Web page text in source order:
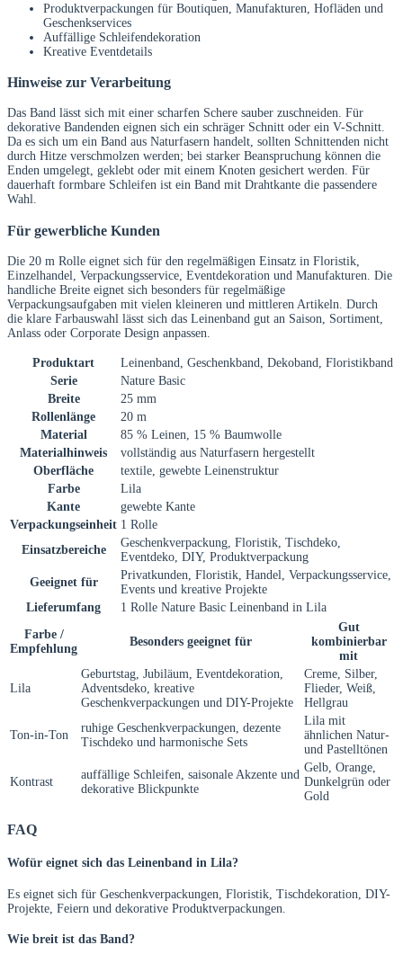
Produktverpackungen für Boutiquen, Manufakturen, Hofläden und
Geschenkservices
Auffällige Schleifendekoration
Kreative Eventdetails
Hinweise zur Verarbeitung
Das Band lässt sich mit einer scharfen Schere sauber zuschneiden. Für
dekorative Bandenden eignen sich ein schräger Schnitt oder ein V-Schnitt.
Da es sich um ein Band aus Naturfasern handelt, sollten Schnittenden nicht
durch Hitze verschmolzen werden; bei starker Beanspruchung können die
Enden umgelegt, geklebt oder mit einem Knoten gesichert werden. Für
dauerhaft formbare Schleifen ist ein Band mit Drahtkante die passendere
Wahl.
Für gewerbliche Kunden
Die 20 m Rolle eignet sich für den regelmäßigen Einsatz in Floristik,
Einzelhandel, Verpackungsservice, Eventdekoration und Manufakturen. Die
handliche Breite eignet sich besonders für regelmäßige
Verpackungsaufgaben mit vielen kleineren und mittleren Artikeln. Durch
die klare Farbauswahl lässt sich das Leinenband gut an Saison, Sortiment,
Anlass oder Corporate Design anpassen.
Produktart
Leinenband, Geschenkband, Dekoband, Floristikband
Serie
Nature Basic
Breite
25 mm
Rollenlänge
20 m
Material
85 % Leinen, 15 % Baumwolle
Materialhinweis
vollständig aus Naturfasern hergestellt
Oberfläche
textile, gewebte Leinenstruktur
Farbe
Lila
Kante
gewebte Kante
Verpackungseinheit 1 Rolle
Einsatzbereiche
Geschenkverpackung, Floristik, Tischdeko,
Eventdeko, DIY, Produktverpackung
Geeignet für
Privatkunden, Floristik, Handel, Verpackungsservice,
Events und kreative Projekte
Lieferumfang
1 Rolle Nature Basic Leinenband in Lila
Farbe /
Empfehlung
Besonders geeignet für
Gut
kombinierbar
mit
Lila
Geburtstag, Jubiläum, Eventdekoration,
Adventsdeko, kreative
Geschenkverpackungen und DIY-Projekte
Creme, Silber,
Flieder, Weiß,
Hellgrau
Ton-in-Ton
ruhige Geschenkverpackungen, dezente
Tischdeko und harmonische Sets
Lila mit
ähnlichen Natur-
und Pastelltönen
Kontrast
auffällige Schleifen, saisonale Akzente und
dekorative Blickpunkte
Gelb, Orange,
Dunkelgrün oder
Gold
FAQ
Wofür eignet sich das Leinenband in Lila?
Es eignet sich für Geschenkverpackungen, Floristik, Tischdekoration, DIY-
Projekte, Feiern und dekorative Produktverpackungen.
Wie breit ist das Band?